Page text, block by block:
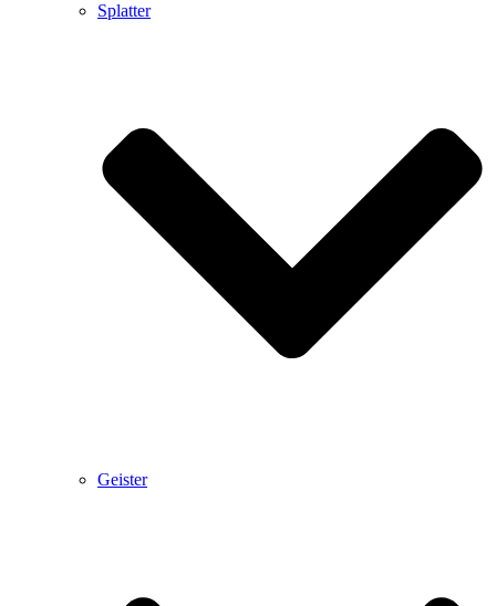
Splatter
Geister